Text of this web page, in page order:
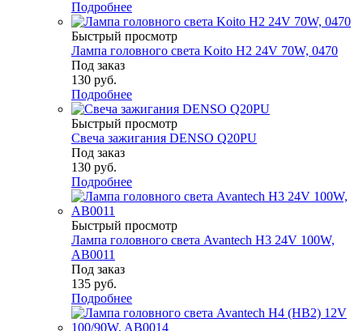
Подробнее
Быстрый просмотр
Лампа головного света Koito H2 24V 70W, 0470
Под заказ
130 руб.
Подробнее
Быстрый просмотр
Свеча зажигания DENSO Q20PU
Под заказ
130 руб.
Подробнее
Быстрый просмотр
Лампа головного света Avantech H3 24V 100W,
AB0011
Под заказ
135 руб.
Подробнее